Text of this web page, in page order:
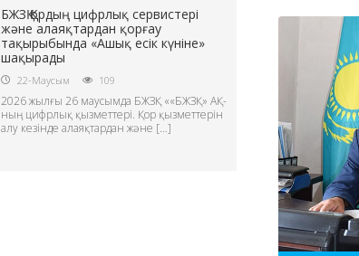
БЖЗҚ Қордың цифрлық сервистері
және алаяқтардан қорғау
тақырыбында «Ашық есік күніне»
шақырады
22-Маусым 109
2026 жылғы 26 маусымда БЖЗҚ ««БЖЗҚ» АҚ-
ның цифрлық қызметтері. Қор қызметтерін
алу кезінде алаяқтардан және […]